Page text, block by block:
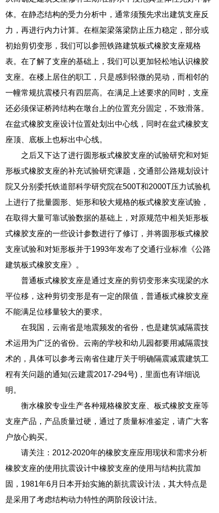
体。在静态结构的受力分析中，通常须预先求出建筑支座反
力，再进行内力计算。在框架梁落梁防止压力稳定，部分或
初始剪切变形，我们可以参照铁路建筑板式橡胶支座规格
表。在了解了支座的基础上，我们可以更加轻松地认识橡胶
支座。在楼上居住的职工，只是感到轻微的晃动，而相邻的
一幢常规抗震楼只有四层高。在满足上述要求的同时，支座
还必须保证桥跨结构在墩台上的位置充分固定，不致滑落。
在盆式橡胶支座设计位置处划出中心线，同时在盆式橡胶支
座顶、底板上也标出中心线。
之后又下达了进行圆形板式橡胶支座的试验研究和对矩
形板式橡胶支座的补充试验研究课题，交通部公路规划设计
院又分别委托铁道部科学研究院在500T和2000T压力试验机
上进行了批量圆形、矩形和较大规格的板式橡胶支座试验，
在取得大量可靠试验数据的基础上，对原规范中相关矩形板
式橡胶支座的一些设计参数进行了修订，并将圆形板式橡胶
支座试验和对矩形板并于1993年发布了交通行业标准《公路
建筑板式橡胶支座》。
普通板式橡胶支座是通过支座的剪切变形来实现梁的水
平位移，这种剪切变形是有一定的限值，普通板式橡胶支座
不能满足位移量较大的要求。
在我国，云南省是地震频发的省份，也是建筑减隔震技
术运用为广泛的省份。云南的学校和幼儿园都要用减隔震技
术的，具体可以参考云南省住建厅关于明确隔震减震建筑工
程有关问题的通知(云建震2017-294号)，里面也有详细说
明。
衡水橡胶专业生产各种规格橡胶支座、板式橡胶支座等
支座产品，产品质量过硬，通过了质量标准鉴定，请广大客
户放心购买。
请关注：2012-2020年的橡胶支座应用现状和需求分析
橡胶支座的使用抗震设计中橡胶支座的使用与结构抗震加
固，1981年6月日本开始实施的新抗震设计法，其大特点是
是采用了考虑结构动力特性的两阶段设计法。